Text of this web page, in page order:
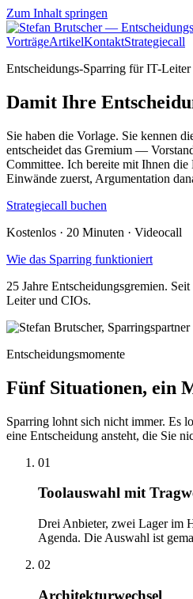
Zum Inhalt springen
VorträgeArtikelKontaktStrategiecall
Entscheidungs-Sparring für IT-Leiter
Damit Ihre
Sie haben die Vorlage. Sie kennen
entscheidet das Gremium —
Committee. Ich bereite mit Ihnen die
Einwände zuerst, Argumentation
Strategiecall buchen
Kostenlos · 20 Minuten · Videocall
Wie das Sparring funktioniert
25 Jahre Entscheidungsgremien.
Leiter und CIOs.
Entscheidungsmomente
Fünf Situationen, ein
Sparring lohnt sich nicht immer. Es
eine Entscheidung ansteht, die Sie
01
Toolauswahl mit
Drei Anbieter, zwei Lager im
Agenda. Die Auswahl ist
02
Architekturwechsel